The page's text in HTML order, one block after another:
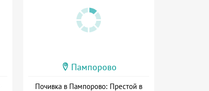
Пампорово
Почивка в Пампорово: Престой в